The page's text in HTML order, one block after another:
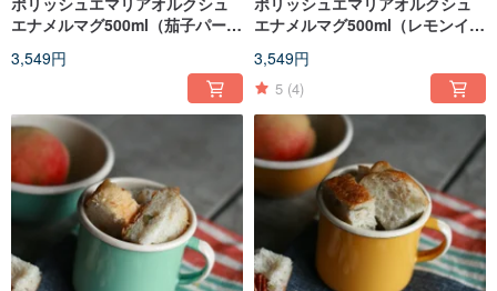
エナメルマグ500ml（茄子パープ
3,549円
エナメルマグ500ml（レモンイエ
3,549円
5 (4)